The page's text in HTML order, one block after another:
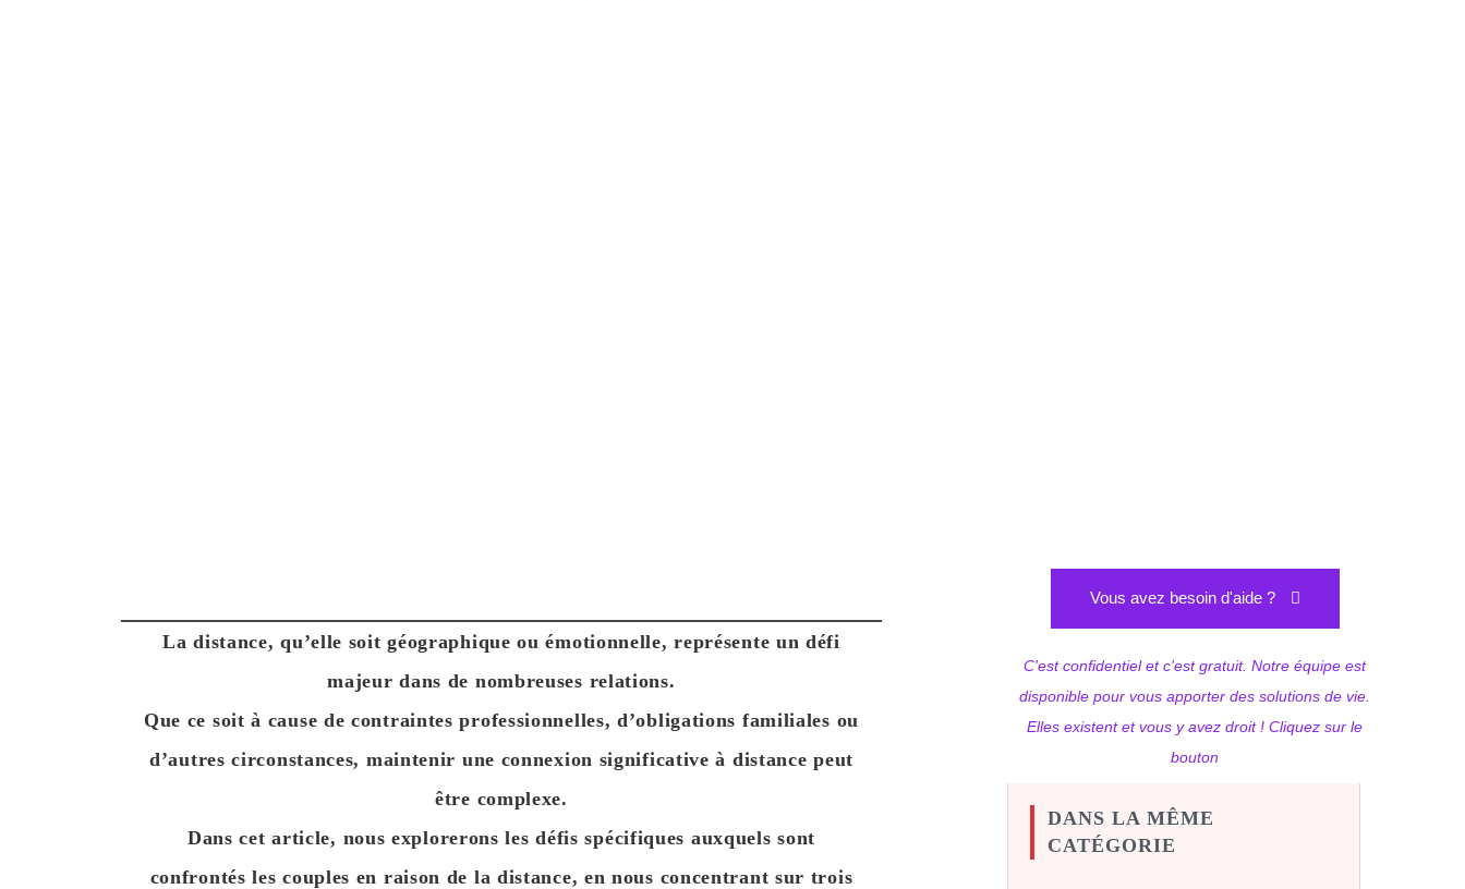
La distance, qu’elle soit géographique ou émotionnelle, représente un défi
majeur dans de nombreuses relations.
Que ce soit à cause de contraintes professionnelles, d’obligations familiales ou
d’autres circonstances, maintenir une connexion significative à distance peut
être complexe.
Dans cet article, nous explorerons les défis spécifiques auxquels sont
confrontés les couples en raison de la distance, en nous concentrant sur trois
Vous avez besoin d'aide ?
C'est confidentiel et c'est gratuit. Notre équipe est
disponible pour vous apporter des solutions de vie.
Elles existent et vous y avez droit ! Cliquez sur le
bouton
DANS LA MÊME
CATÉGORIE